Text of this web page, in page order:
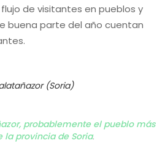
de visitantes en pueblos y
buena parte del año cuentan
probablemente el pueblo más
la provincia de Soria.